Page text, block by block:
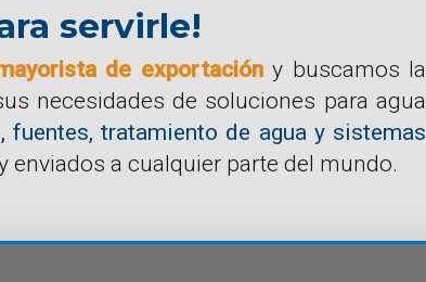
servirle!
de exportacióny buscamos la
necesidades de soluciones para agua
fuentes, tratamiento de agua y sistemas
a cualquier parte del mundo.